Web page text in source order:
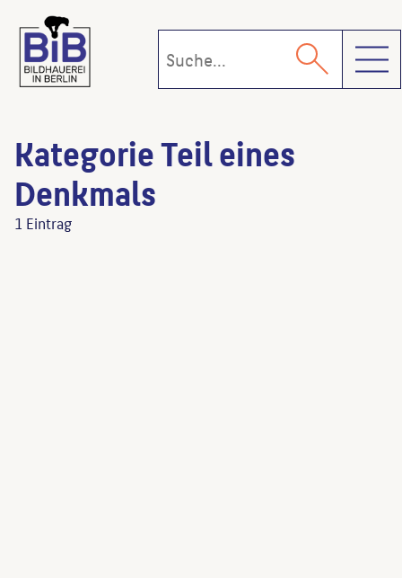
Kategorie Teil eines
Denkmals
1 Eintrag